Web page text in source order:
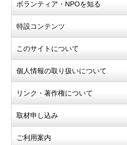
ボランティア・NPOを知る
特設コンテンツ
このサイトについて
個人情報の取り扱いについて
リンク・著作権について
取材申し込み
ご利用案内